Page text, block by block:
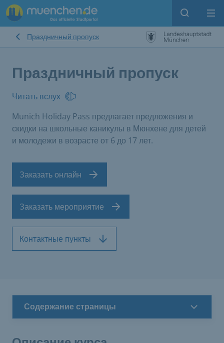
Open
Праздничный пропуск
Праздничный пропуск
Читать вслух
Munich Holiday Pass предлагает предложения и
скидки на школьные каникулы в Мюнхене для детей
и молодежи в возрасте от 6 до 17 лет.
Заказать онлайн
Заказать мероприятие
Контактные пункты
Содержание страницы